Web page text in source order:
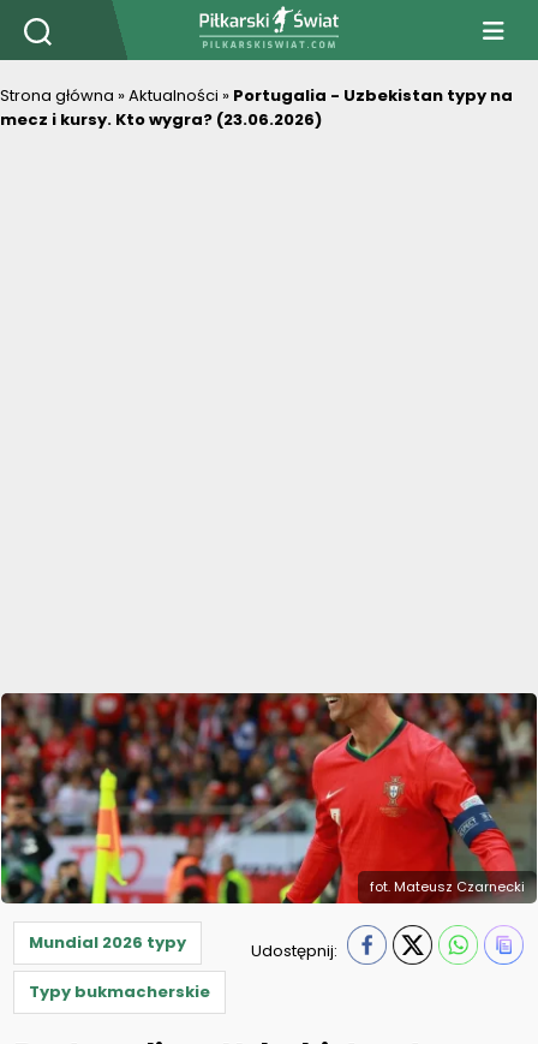
PiłkarskiSwiat.com
Strona główna »Aktualności » Portugalia - Uzbekistan typy na
mecz i kursy. Kto wygra? (23.06.2026)
fot. Mateusz Czarnecki
Mundial 2026 typy
Typy bukmacherskie
Udostępnij: